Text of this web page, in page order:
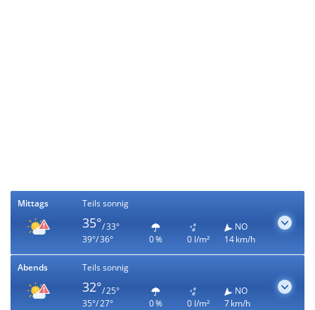
Mittags Teils sonnig
35°/ 33°
39°/ 36°
0 % 0 l/m²
NO
14 km/h
Abends Teils sonnig
32°/ 25°
35°/ 27°
0 % 0 l/m²
NO
7 km/h